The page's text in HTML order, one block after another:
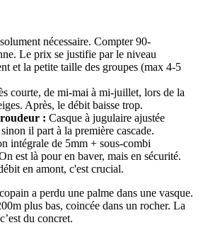
nécessaire. Compter 90-
Le prix se justifie par le niveau
et la petite taille des groupes (max 4-5
courte, de mi-mai à mi-juillet, lors de la
Après, le débit baisse trop.
: Casque à jugulaire ajustée
il part à la première cascade.
intégrale de 5mm + sous-combi
est là pour en baver, mais en sécurité.
en amont, c'est crucial.
a perdu une palme dans une vasque.
plus bas, coincée dans un rocher. La
du concret.